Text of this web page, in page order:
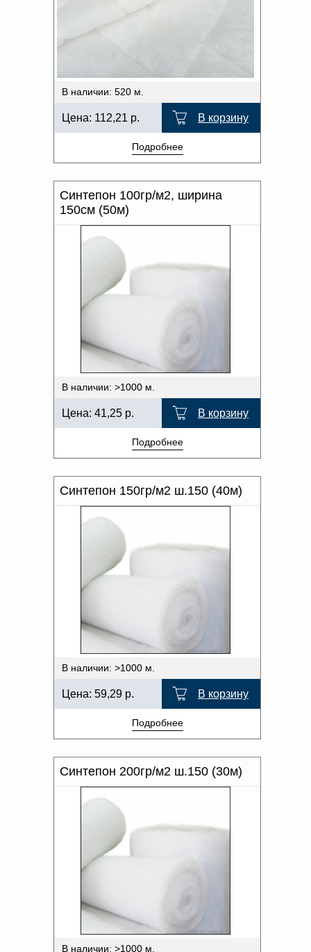
В наличии: 520 м.
Цена: 112,21 р. В корзину
Подробнее
Синтепон 100гр/м2, ширина
150см (50м)
В наличии: >1000 м.
Цена: 41,25 р. В корзину
Подробнее
Синтепон 150гр/м2 ш.150 (40м)
В наличии: >1000 м.
Цена: 59,29 р. В корзину
Подробнее
Синтепон 200гр/м2 ш.150 (30м)
В наличии: >1000 м.